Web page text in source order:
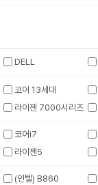
DELL
코어 13세대
라이젠 7000시리즈
코어i7
라이젠5
(인텔) B860